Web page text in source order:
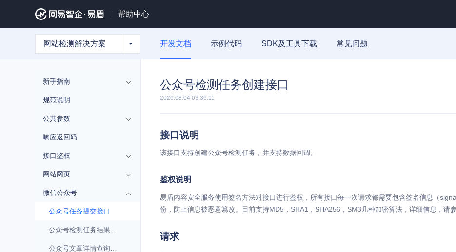
帮助中心
网站检测解决方案 开发文档 示例代码 SDK及工具下载 常见问题
新手指南
规范说明
公共参数
响应返回码
接口鉴权
网站网页
微信公众号
公众号任务提交接口
公众号检测任务创建接口
2026.08.04 03:36:11
接口说明
该接口支持创建公众号检测任务，并支持数据回调。
鉴权说明
易盾内容安全服务使用签名方法对接口进行鉴权，所有接口每一次请求都需要包含签名信息（
份，防止信息被恶意篡改。目前支持MD5，SHA1，SHA256，SM3几种加密算法，详细信息，请
请求